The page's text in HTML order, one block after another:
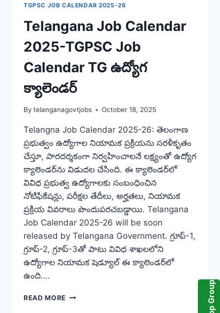
TGPSC JOB CALENDAR 2025-26
Telangana Job Calendar
2025-TGPSC Job
Calendar TG ఉద్యోగ
క్యాలెండర్
By telanganagovtjobs October 18, 2025
Telangna Job Calendar 2025-26: తెలంగాణ
ప్రభుత్వం ఉద్యోగాల నియామక ప్రక్రియను సరళీకృతం
చేస్తూ, పారదర్శకంగా నిర్వహించాలనే లక్ష్యంతో ఉద్యోగ
క్యాలెండర్‌ను విడుదల చేసింది. ఈ క్యాలెండర్‌లో
వివిధ ప్రభుత్వ ఉద్యోగాలకు సంబంధించిన
నోటిఫికేషన్లు, పరీక్షల తేదీలు, అర్హతలు, నియామక
ప్రక్రియ వివరాలు పొందుపరచబడ్డాయి. Telangana
Job Calendar 2025-26 will be soon
released by Telangana Government. గ్రూప్-1,
గ్రూప్-2, గ్రూప్-3తో పాటు వివిధ శాఖలలోని
ఉద్యోగాల నియామక షెడ్యూల్ ఈ క్యాలెండర్‌లో
ఉంది….
READ MORE TELANGANA